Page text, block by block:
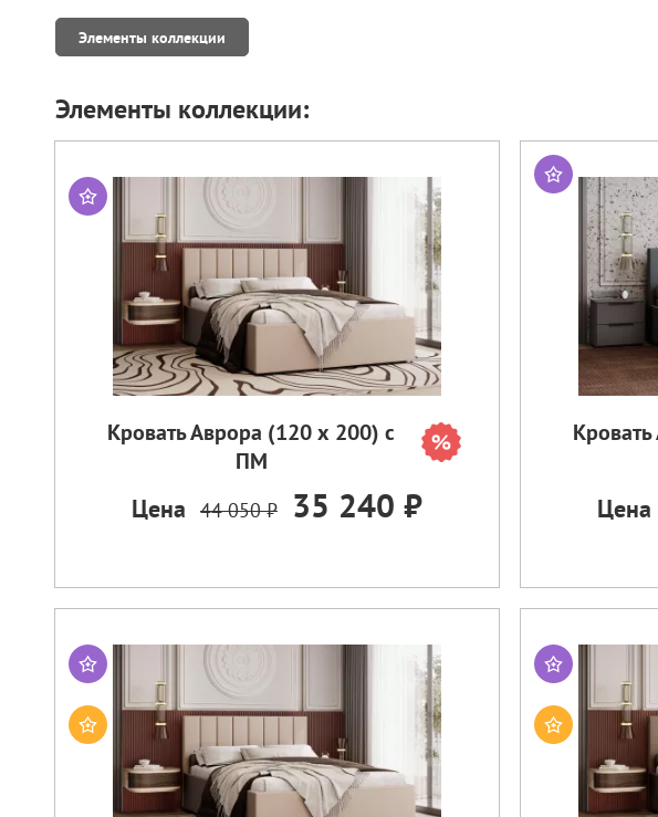
Элементы коллекции
Элементы коллекции:
Кровать Аврора (120 х 200) с
ПМ
Цена 44 050 ₽ 35 240 ₽ Цена